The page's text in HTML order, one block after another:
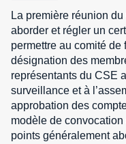
La première réunion
aborder et régler un
permettre au comité
désignation des
représentants du CSE
surveillance et à
approbation des
modèle de convocation
points généralement